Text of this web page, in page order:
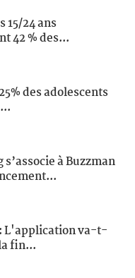
15/24 ans
42 % des...
des adolescents
à Buzzman
L'application va-t-
fin...